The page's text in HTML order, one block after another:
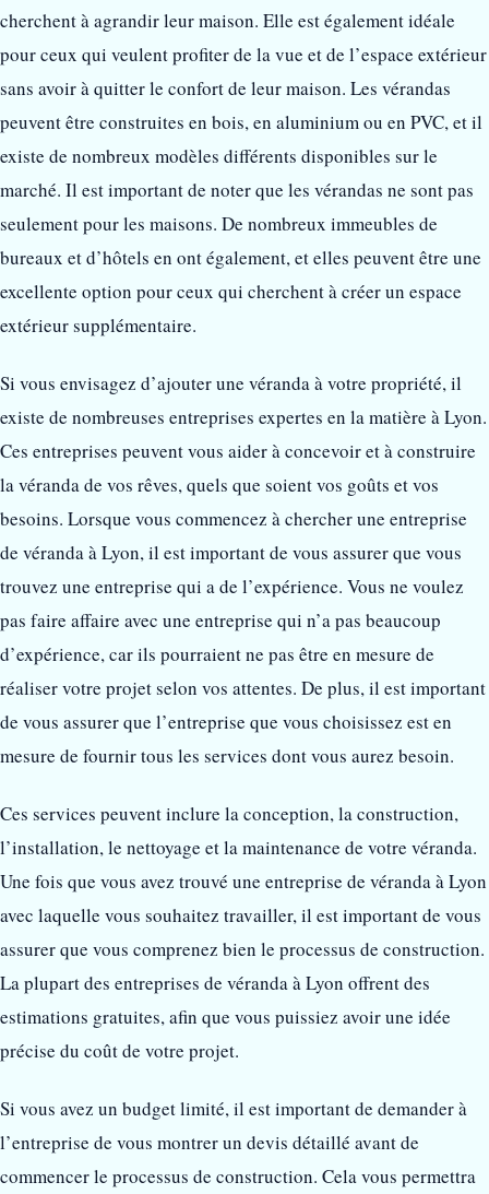
cherchent à agrandir leur maison. Elle est également idéale
pour ceux qui veulent profiter de la vue et de l’espace extérieur
sans avoir à quitter le confort de leur maison. Les vérandas
peuvent être construites en bois, en aluminium ou en PVC, et il
existe de nombreux modèles différents disponibles sur le
marché. Il est important de noter que les vérandas ne sont pas
seulement pour les maisons. De nombreux immeubles de
bureaux et d’hôtels en ont également, et elles peuvent être une
excellente option pour ceux qui cherchent à créer un espace
extérieur supplémentaire.
Si vous envisagez d’ajouter une véranda à votre propriété, il
existe de nombreuses entreprises expertes en la matière à Lyon.
Ces entreprises peuvent vous aider à concevoir et à construire
la véranda de vos rêves, quels que soient vos goûts et vos
besoins. Lorsque vous commencez à chercher une entreprise
de véranda à Lyon, il est important de vous assurer que vous
trouvez une entreprise qui a de l’expérience. Vous ne voulez
pas faire affaire avec une entreprise qui n’a pas beaucoup
d’expérience, car ils pourraient ne pas être en mesure de
réaliser votre projet selon vos attentes. De plus, il est important
de vous assurer que l’entreprise que vous choisissez est en
mesure de fournir tous les services dont vous aurez besoin.
Ces services peuvent inclure la conception, la construction,
l’installation, le nettoyage et la maintenance de votre véranda.
Une fois que vous avez trouvé une entreprise de véranda à Lyon
avec laquelle vous souhaitez travailler, il est important de vous
assurer que vous comprenez bien le processus de construction.
La plupart des entreprises de véranda à Lyon offrent des
estimations gratuites, afin que vous puissiez avoir une idée
précise du coût de votre projet.
Si vous avez un budget limité, il est important de demander à
l’entreprise de vous montrer un devis détaillé avant de
commencer le processus de construction. Cela vous permettra